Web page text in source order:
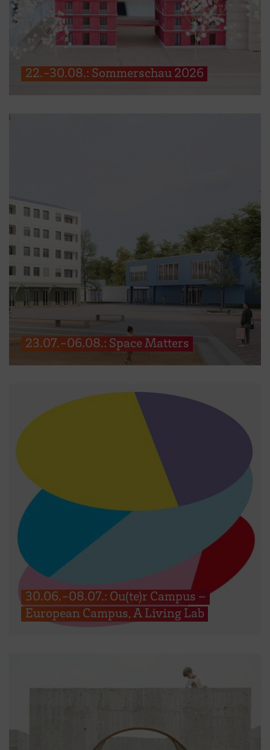
22.-30.08.: Sommerschau 2026
23.07.-06.08.: Space Matters
30.06.-08.07.: Ou(te)r Campus –
European Campus, A Living Lab